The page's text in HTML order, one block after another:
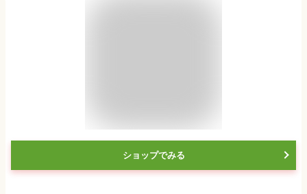
ショップでみる